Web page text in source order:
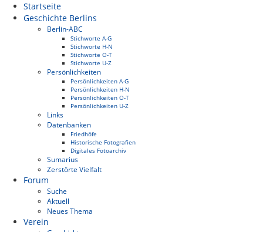
Startseite
Geschichte Berlins
Berlin-ABC
Stichworte A-G
Stichworte H-N
Stichworte O-T
Stichworte U-Z
Persönlichkeiten
Persönlichkeiten A-G
Persönlichkeiten H-N
Persönlichkeiten O-T
Persönlichkeiten U-Z
Links
Datenbanken
Friedhöfe
Historische Fotografien
Digitales Fotoarchiv
Sumarius
Zerstörte Vielfalt
Forum
Suche
Aktuell
Neues Thema
Verein